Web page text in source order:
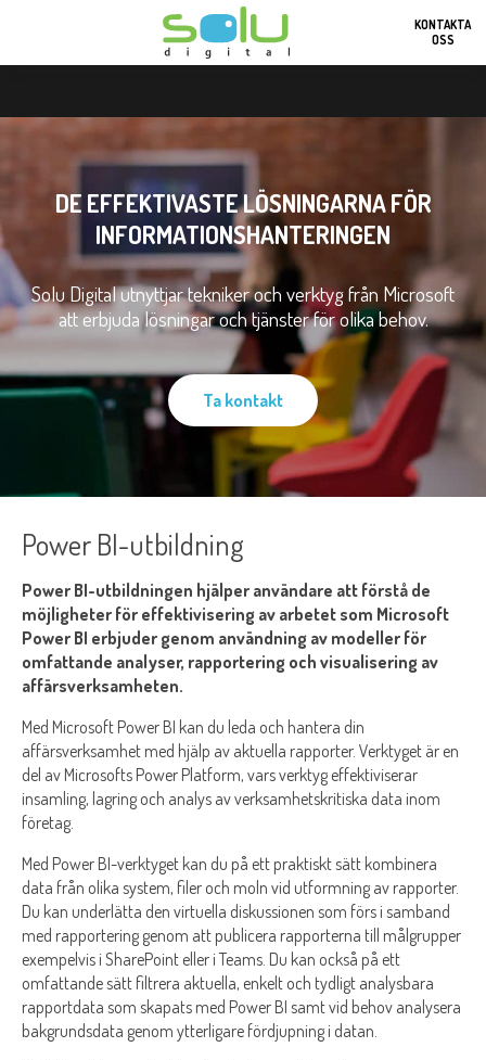
KONTAKTA
OSS
DE EFFEKTIVASTE LÖSNINGARNA FÖR
INFORMATIONSHANTERINGEN
Solu Digital utnyttjar tekniker och verktyg från Microsoft
att erbjuda lösningar och tjänster för olika behov.
Ta kontakt
Power BI-utbildning
Power BI-utbildningen hjälper användare att förstå de
möjligheter för effektivisering av arbetet som Microsoft
Power BI erbjuder genom användning av modeller för
omfattande analyser, rapportering och visualisering av
affärsverksamheten.
Med Microsoft Power BI kan du leda och hantera din
affärsverksamhet med hjälp av aktuella rapporter. Verktyget är en
del av Microsofts Power Platform, vars verktyg effektiviserar
insamling, lagring och analys av verksamhetskritiska data inom
företag.
Med Power BI-verktyget kan du på ett praktiskt sätt kombinera
data från olika system, filer och moln vid utformning av rapporter.
Du kan underlätta den virtuella diskussionen som förs i samband
med rapportering genom att publicera rapporterna till målgrupper
exempelvis i SharePoint eller i Teams. Du kan också på ett
omfattande sätt filtrera aktuella, enkelt och tydligt analysbara
rapportdata som skapats med Power BI samt vid behov analysera
bakgrundsdata genom ytterligare fördjupning i datan.